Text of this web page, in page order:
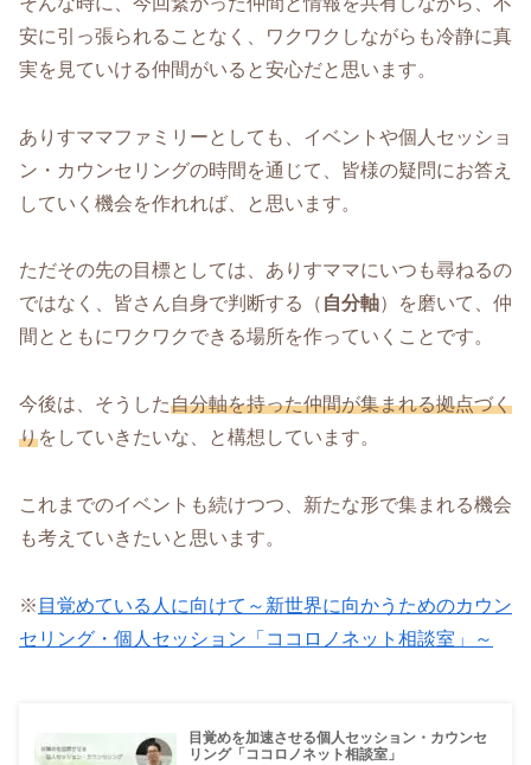
安に引っ張られることなく、ワクワクしながらも冷静に真
実を見ていける仲間がいると安心だと思います。
ありすママファミリーとしても、イベントや個人セッショ
ン・カウンセリングの時間を通じて、皆様の疑問にお答え
していく機会を作れれば、と思います。
ただその先の目標としては、ありすママにいつも尋ねるの
ではなく、皆さん自身で判断する（ 自分軸）を磨いて、仲
間とともにワクワクできる場所を作っていくことです。
今後は、そうした自分軸を持った仲間が集まれる拠点づく
りをしていきたいな、と構想しています。
これまでのイベントも続けつつ、新たな形で集まれる機会
も考えていきたいと思います。
※ 目覚めている人に向けて～新世界に向かうためのカウン
セリング・個人セッション「ココロノネット相談室」～
目覚めを加速させる個人セッション・カウンセ
リング「ココロノネット相談室」